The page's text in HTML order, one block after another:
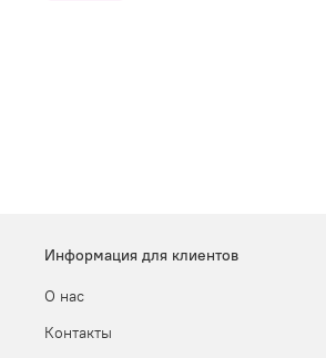
Информация для клиентов
О нас
Контакты